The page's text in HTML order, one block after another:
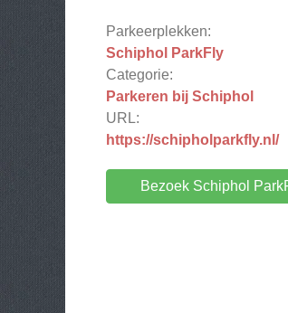
Parkeerplekken:
Schiphol ParkFly
Categorie:
Parkeren bij Schiphol
URL:
https://schipholparkfly.nl/
Bezoek Schiphol